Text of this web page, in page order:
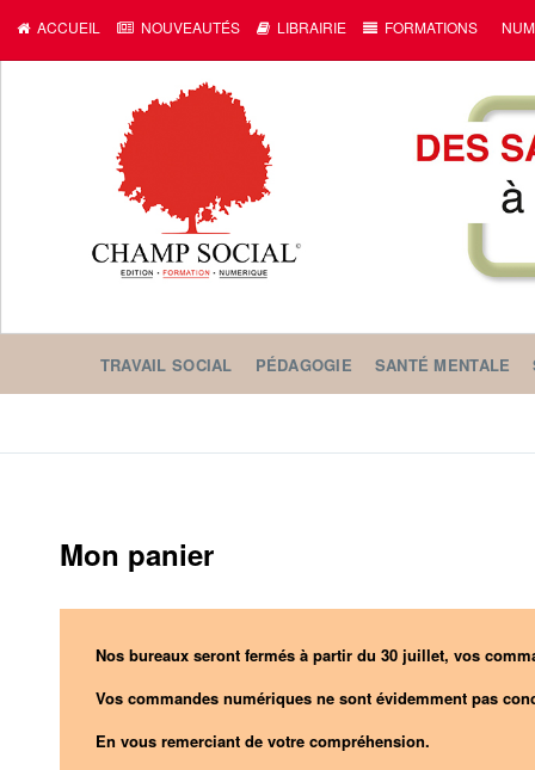
ACCUEIL NOUVEAUTÉS LIBRAIRIE FORMATIONS
TRAVAIL SOCIAL PÉDAGOGIE SANTÉ MENTALE
Mon panier
Nos bureaux seront fermés à partir du 30 juillet, vos
Vos commandes numériques ne sont évidemment pas
En vous remerciant de votre compréhension.